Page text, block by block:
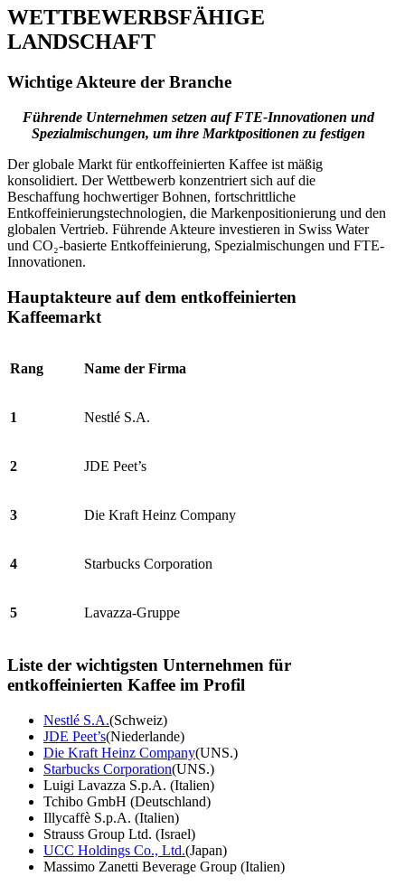
WETTBEWERBSFÄHIGE
LANDSCHAFT
Wichtige Akteure der Branche
Führende Unternehmen setzen auf FTE-Innovationen und
Spezialmischungen, um ihre Marktpositionen zu festigen
Der globale Markt für entkoffeinierten Kaffee ist mäßig
konsolidiert. Der Wettbewerb konzentriert sich auf die
Beschaffung hochwertiger Bohnen, fortschrittliche
Entkoffeinierungstechnologien, die Markenpositionierung und den
globalen Vertrieb. Führende Akteure investieren in Swiss Water
und CO₂-basierte Entkoffeinierung, Spezialmischungen und FTE-
Innovationen.
Hauptakteure auf dem entkoffeinierten
Kaffeemarkt
Rang Name der Firma
1 Nestlé S.A.
2 JDE Peet’s
3 Die Kraft Heinz Company
4 Starbucks Corporation
5 Lavazza-Gruppe
Liste der wichtigsten Unternehmen für
entkoffeinierten Kaffee im Profil
Nestlé S.A.(Schweiz)
JDE Peet’s(Niederlande)
Die Kraft Heinz Company(UNS.)
Starbucks Corporation(UNS.)
Luigi Lavazza S.p.A. (Italien)
Tchibo GmbH (Deutschland)
Illycaffè S.p.A. (Italien)
Strauss Group Ltd. (Israel)
UCC Holdings Co., Ltd.(Japan)
Massimo Zanetti Beverage Group (Italien)